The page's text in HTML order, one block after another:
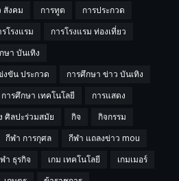
สังคม การทูต
การประกวด
รโรงแรม
การโรงแรม ท่องเที่ยว
ษา บันเทิง
งขัน ประกวด
การศึกษา ข่าว บันเทิง
การศึกษา เทคโนโลยี
การแสดง
ศิลปะร่วมสมัย กิจ
กิจกรรม
กีฬา การกุศล
กีฬา แถลงข่าว mou
า ธุรกิจ เกม เทคโนโลยี
เกมเมอร์